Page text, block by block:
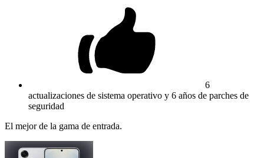
6
actualizaciones de sistema operativo y 6 años de parches de
seguridad
El mejor de la gama de entrada.